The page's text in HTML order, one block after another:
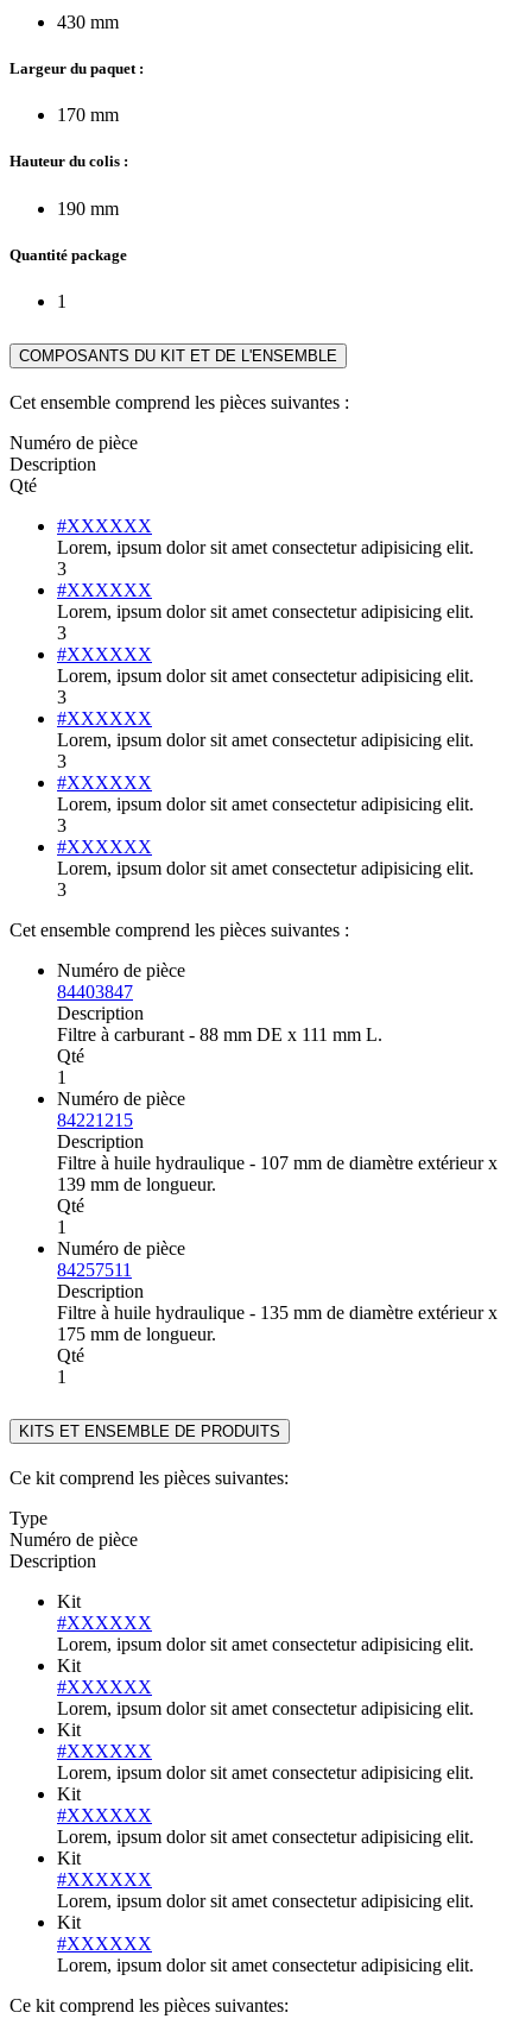
430 mm
Largeur du paquet :
170 mm
Hauteur du colis :
190 mm
Quantité package
1
COMPOSANTS DU KIT ET DE L'ENSEMBLE
Cet ensemble comprend les pièces suivantes :
Numéro de pièce
Description
Qté
#XXXXXX
Lorem, ipsum dolor sit amet consectetur adipisicing elit.
3
#XXXXXX
Lorem, ipsum dolor sit amet consectetur adipisicing elit.
3
#XXXXXX
Lorem, ipsum dolor sit amet consectetur adipisicing elit.
3
#XXXXXX
Lorem, ipsum dolor sit amet consectetur adipisicing elit.
3
#XXXXXX
Lorem, ipsum dolor sit amet consectetur adipisicing elit.
3
#XXXXXX
Lorem, ipsum dolor sit amet consectetur adipisicing elit.
3
Cet ensemble comprend les pièces suivantes :
Numéro de pièce
84403847
Description
Filtre à carburant - 88 mm DE x 111 mm L.
Qté
1
Numéro de pièce
84221215
Description
Filtre à huile hydraulique - 107 mm de diamètre extérieur x
139 mm de longueur.
Qté
1
Numéro de pièce
84257511
Description
Filtre à huile hydraulique - 135 mm de diamètre extérieur x
175 mm de longueur.
Qté
1
KITS ET ENSEMBLE DE PRODUITS
Ce kit comprend les pièces suivantes:
Type
Numéro de pièce
Description
Kit
#XXXXXX
Lorem, ipsum dolor sit amet consectetur adipisicing elit.
Kit
#XXXXXX
Lorem, ipsum dolor sit amet consectetur adipisicing elit.
Kit
#XXXXXX
Lorem, ipsum dolor sit amet consectetur adipisicing elit.
Kit
#XXXXXX
Lorem, ipsum dolor sit amet consectetur adipisicing elit.
Kit
#XXXXXX
Lorem, ipsum dolor sit amet consectetur adipisicing elit.
Kit
#XXXXXX
Lorem, ipsum dolor sit amet consectetur adipisicing elit.
Ce kit comprend les pièces suivantes: